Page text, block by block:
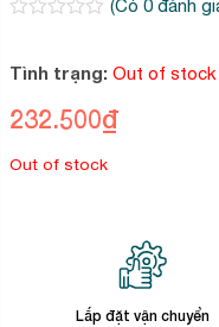
5
đánh
(Có 0đánh
Tình trạng: Out of stock
232.500₫
Out of stock
Lắp đặt vận chuyển